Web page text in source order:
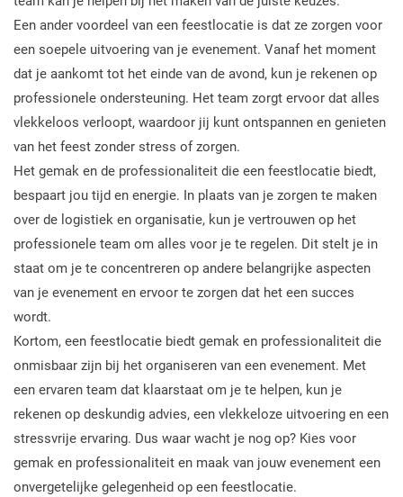
Een ander voordeel van een feestlocatie is dat ze zorgen voor
een soepele uitvoering van je evenement. Vanaf het moment
dat je aankomt tot het einde van de avond, kun je rekenen op
professionele ondersteuning. Het team zorgt ervoor dat alles
vlekkeloos verloopt, waardoor jij kunt ontspannen en genieten
van het feest zonder stress of zorgen.
Het gemak en de professionaliteit die een feestlocatie biedt,
bespaart jou tijd en energie. In plaats van je zorgen te maken
over de logistiek en organisatie, kun je vertrouwen op het
professionele team om alles voor je te regelen. Dit stelt je in
staat om je te concentreren op andere belangrijke aspecten
van je evenement en ervoor te zorgen dat het een succes
wordt.
Kortom, een feestlocatie biedt gemak en professionaliteit die
onmisbaar zijn bij het organiseren van een evenement. Met
een ervaren team dat klaarstaat om je te helpen, kun je
rekenen op deskundig advies, een vlekkeloze uitvoering en een
stressvrije ervaring. Dus waar wacht je nog op? Kies voor
gemak en professionaliteit en maak van jouw evenement een
onvergetelijke gelegenheid op een feestlocatie.